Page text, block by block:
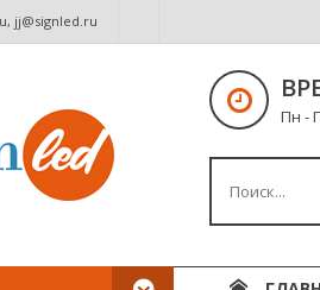
, jj@signled.ru
Пн -